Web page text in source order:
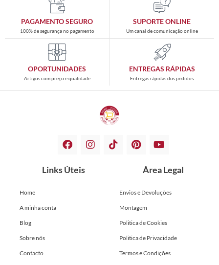
PAGAMENTO SEGURO
100% de segurança no pagamento
SUPORTE ONLINE
Um canal de comunicação online
OPORTUNIDADES
Artigos com preço e qualidade
ENTREGAS RÁPIDAS
Entregas rápidas dos pedidos
Links Úteis
Home
A minha conta
Blog
Sobre nós
Contacto
Área Legal
Envios e Devoluções
Montagem
Politica de Cookies
Politica de Privacidade
Termos e Condições